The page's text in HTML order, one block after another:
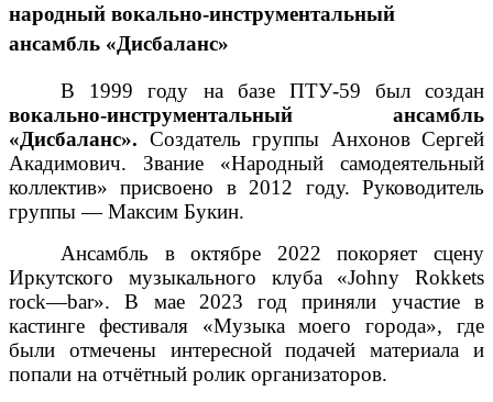
народный вокально-инструментальный
ансамбль «Дисбаланс»
В 1999 году на базе ПТУ-59 был создан
вокально-инструментальный ансамбль
«Дисбаланс». Создатель группы Анхонов Сергей
Акадимович. Звание «Народный самодеятельный
коллектив» присвоено в 2012 году. Руководитель
группы — Максим Букин.
Ансамбль в октябре 2022 покоряет сцену
Иркутского музыкального клуба «Johny
Rokkets
rock—bar». В мае 2023 год приняли участие в
кастинге фестиваля «Музыка моего города», где
были отмечены интересной подачей материала и
попали на отчётный ролик организаторов.